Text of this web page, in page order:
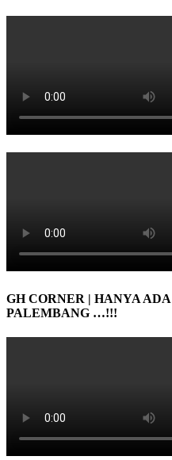
GH CORNER | HANYA
PALEMBANG …!!!